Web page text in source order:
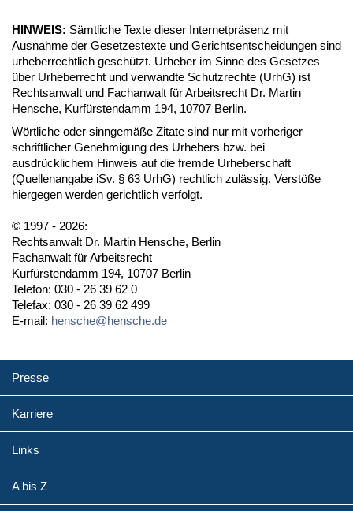
HINWEIS: Sämtliche Texte dieser Internetpräsenz mit
Ausnahme der Gesetzestexte und Gerichtsentscheidungen sind
urheberrechtlich geschützt. Urheber im Sinne des Gesetzes
über Urheberrecht und verwandte Schutzrechte (UrhG) ist
Rechtsanwalt und Fachanwalt für Arbeitsrecht Dr. Martin
Hensche, Kurfürstendamm 194, 10707 Berlin.
Wörtliche oder sinngemäße Zitate sind nur mit vorheriger
schriftlicher Genehmigung des Urhebers bzw. bei
ausdrücklichem Hinweis auf die fremde Urheberschaft
(Quellenangabe iSv. § 63 UrhG) rechtlich zulässig. Verstöße
hiergegen werden gerichtlich verfolgt.
© 1997 - 2026:
Rechtsanwalt Dr. Martin Hensche, Berlin
Fachanwalt für Arbeitsrecht
Kurfürstendamm 194, 10707 Berlin
Telefon: 030 - 26 39 62 0
Telefax: 030 - 26 39 62 499
E-mail: hensche@hensche.de
Presse
Karriere
Links
A bis Z